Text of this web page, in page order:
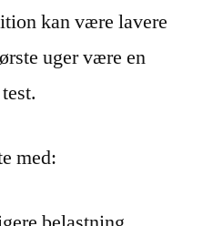
kan være lavere
uger være en
med: